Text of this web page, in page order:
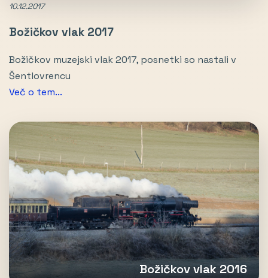
10.12.2017
Božičkov vlak 2017
Božičkov muzejski vlak 2017, posnetki so nastali v
Šentlovrencu
Več o tem...
Božičkov vlak 2016